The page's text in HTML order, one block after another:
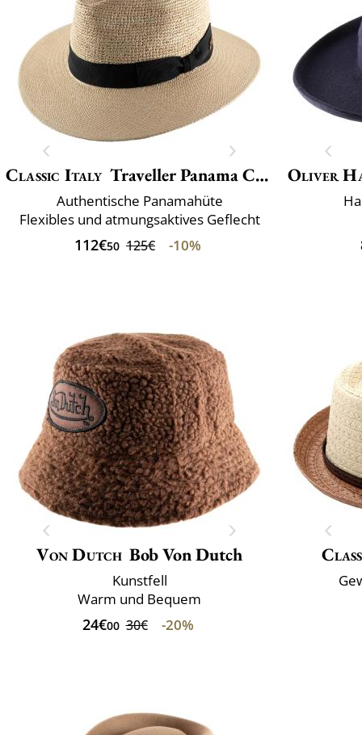
Classic Italy Traveller Panama Crochet
Authentische Panamahüte
Flexibles und atmungsaktives Geflecht
112€50 125€ -10%
Oliver
Von Dutch Bob Von Dutch
Kunstfell
Warm und Bequem
24€00 30€ -20%